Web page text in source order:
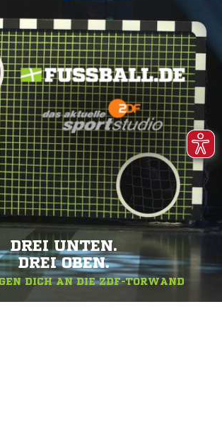
DREI UNTEN.
DREI OBEN.
DICH AN DIE ZDF-TORWAND